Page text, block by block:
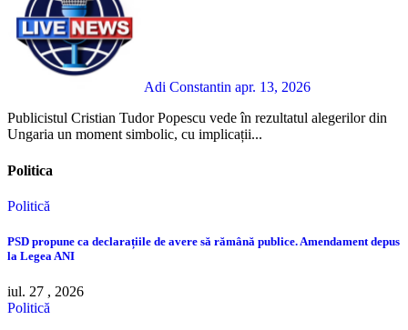
Adi Constantin apr. 13, 2026
Publicistul Cristian Tudor Popescu vede în rezultatul alegerilor din
Ungaria un moment simbolic, cu implicații...
Politica
Politică
PSD propune ca declarațiile de avere să rămână publice. Amendament depus
la Legea ANI
iul. 27 , 2026
Politică